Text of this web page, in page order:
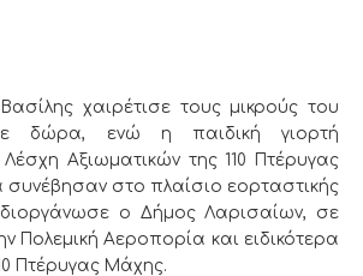
χαιρέτισε τους μικρούς του
δώρα, ενώ η παιδική γιορτή
Αξιωματικών της 110 Πτέρυγας
στο πλαίσιο εορταστικής
ο Δήμος Λαρισαίων, σε
Πολεμική Αεροπορία και ειδικότερα
Πτέρυγας Μάχης.